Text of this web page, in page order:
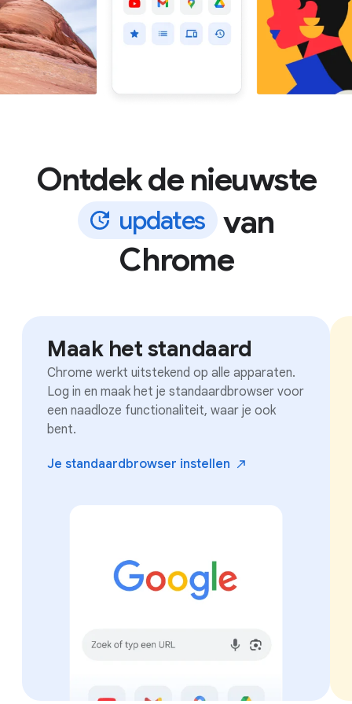
Ontdek de nieuwste
updates van
Chrome
Maak het standaard
Chrome werkt uitstekend op alle apparaten.
Log in en maak het je standaardbrowser voor
een naadloze functionaliteit, waar je ook
bent.
Je standaardbrowser instellen